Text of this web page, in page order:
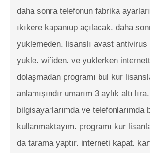
daha sonra telefonun fabrika
ıkıkere kapanıup açılacak. daha
yuklemeden. lisanslı avast antivirus
yukle. wifiden. ve yuklerken
dolaşmadan programı bul kur
anlamışındır umarım 3 aylık altı
bilgisayarlarımda ve telefonlarımda
kullanmaktayım. programı kur
da tarama yaptır. interneti kapat.